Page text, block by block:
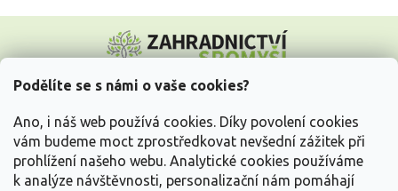
Podělíte se s námi o vaše cookies?
Ano, i náš web používá cookies. Díky povolení cookies
vám budeme moct zprostředkovat nevšední zážitek při
prohlížení našeho webu. Analytické cookies používáme
k analýze návštěvnosti, personalizační nám pomáhají
p
Vše o nákupu
Informace pro Vás